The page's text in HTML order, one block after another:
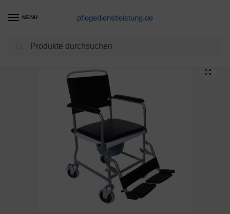
MENU pflegedienstleistung.de
Toilettenstuhl Produkte / Fahrbarer Toilettenstuhl Nachtstuhl TSF von Trendmobil auf Rollen NEU für die professionelle Pflege Toilettenrollstuhl